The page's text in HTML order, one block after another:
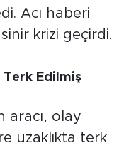
Acı haberi
krizi geçirdi.
Edilmiş
aracı, olay
uzaklıkta terk